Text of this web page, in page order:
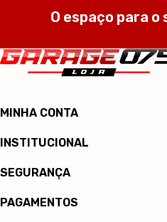
O espaço para
MINHA CONTA
INSTITUCIONAL
SEGURANÇA
PAGAMENTOS